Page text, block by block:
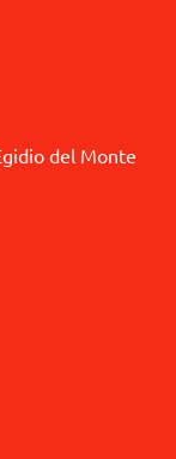
del Monte